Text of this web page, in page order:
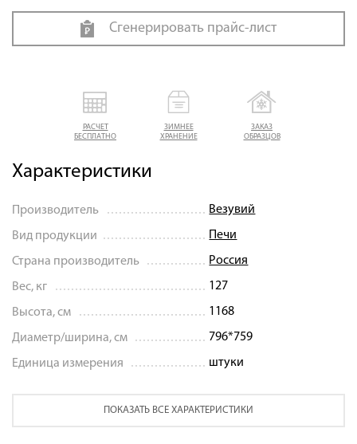
РАСЧЕТ
БЕСПЛАТНО
ЗИМНЕЕ
ХРАНЕНИЕ
ЗАКАЗ
ОБРАЗЦОВ
Характеристики
Производитель Везувий
Вид продукции Печи
Страна производитель Россия
Вес, кг 127
Высота, см 1168
Диаметр/ширина, см 796*759
Единица измерения штуки
ПОКАЗАТЬ ВСЕ ХАРАКТЕРИСТИКИ
Сгенерировать прайс-лист